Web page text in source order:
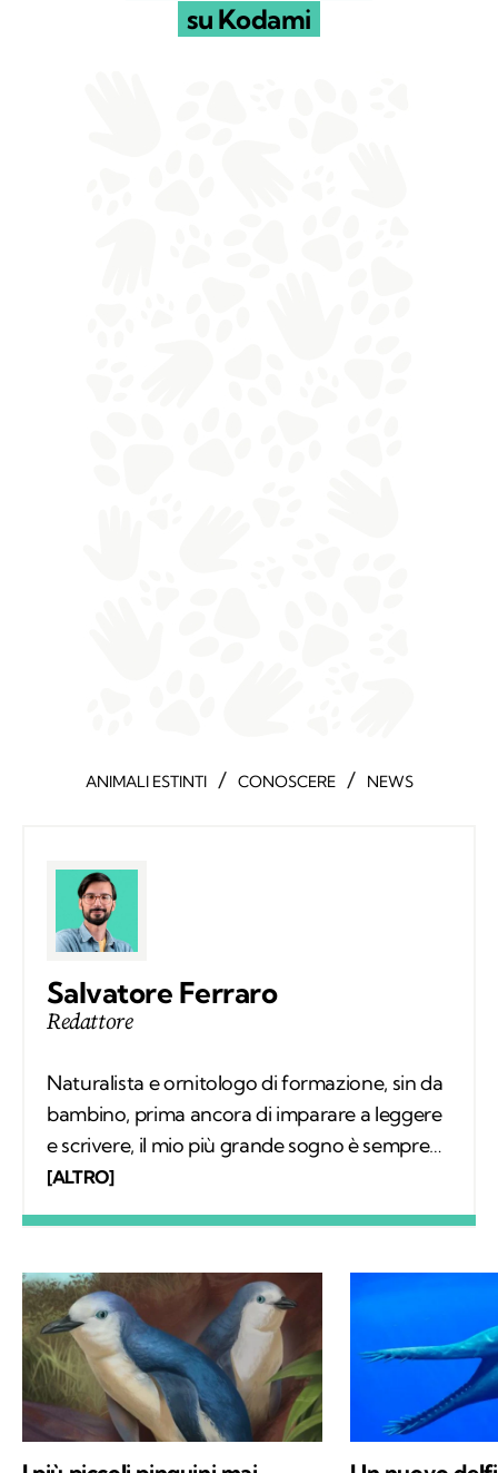
su Kodami
ANIMALI ESTINTI / CONOSCERE / NEWS
Salvatore Ferraro
Redattore
Naturalista e ornitologo di formazione, sin da
bambino, prima ancora di imparare a leggere
e scrivere, il mio più grande sogno è sempre
stato quello di conoscere tutto sugli animali e
campo e, parallelamente, nell'educazione
ambientale. Alla base del mio interesse per le
scienze naturali, oltre a una profonda e
sincera vocazione, c'è la voglia di mettere a
disposizione quello che ho imparato,
provando a comunicare e a trasmettere i
[ALTRO]